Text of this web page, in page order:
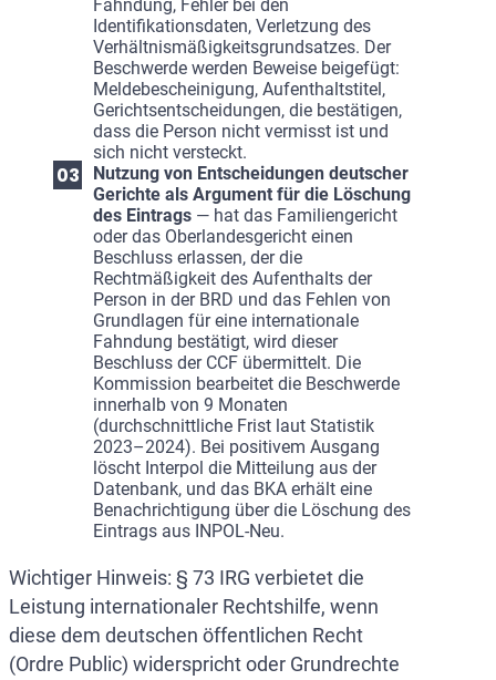
Fahndung, Fehler bei den
Identifikationsdaten, Verletzung des
Verhältnismäßigkeitsgrundsatzes. Der
Beschwerde werden Beweise beigefügt:
Meldebescheinigung, Aufenthaltstitel,
Gerichtsentscheidungen, die bestätigen,
dass die Person nicht vermisst ist und
sich nicht versteckt.
Nutzung von Entscheidungen deutscher
Gerichte als Argument für die Löschung
des Eintrags — hat das Familiengericht
oder das Oberlandesgericht einen
Beschluss erlassen, der die
Rechtmäßigkeit des Aufenthalts der
Person in der BRD und das Fehlen von
Grundlagen für eine internationale
Fahndung bestätigt, wird dieser
Beschluss der CCF übermittelt. Die
Kommission bearbeitet die Beschwerde
innerhalb von 9 Monaten
(durchschnittliche Frist laut Statistik
2023–2024). Bei positivem Ausgang
löscht Interpol die Mitteilung aus der
Datenbank, und das BKA erhält eine
Benachrichtigung über die Löschung des
Eintrags aus INPOL-Neu.
Wichtiger Hinweis: § 73 IRG verbietet die
Leistung internationaler Rechtshilfe, wenn
diese dem deutschen öffentlichen Recht
(Ordre Public) widerspricht oder Grundrechte